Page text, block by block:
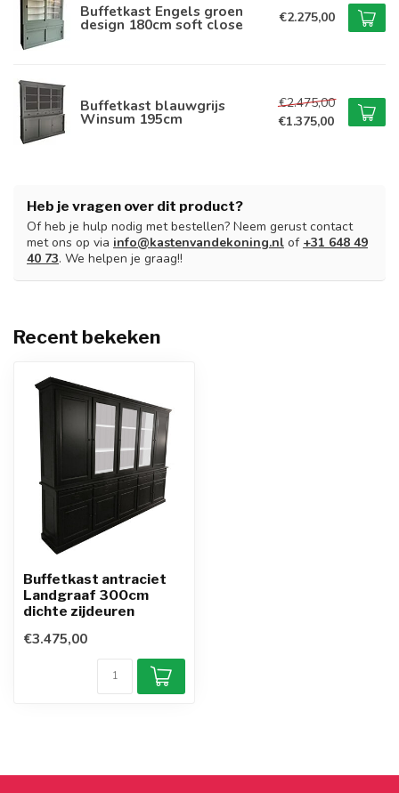
Buffetkast Engels groen
design 180cm soft close €2.275,00
Buffetkast blauwgrijs
Winsum 195cm
€2.475,00
€1.375,00
Heb je vragen over dit product?
Of heb je hulp nodig met bestellen? Neem gerust contact
met ons op via info@kastenvandekoning.nl of +31 648 49
40 73. We helpen je graag!!
Recent bekeken
Buffetkast antraciet
Landgraaf 300cm
dichte zijdeuren
€3.475,00